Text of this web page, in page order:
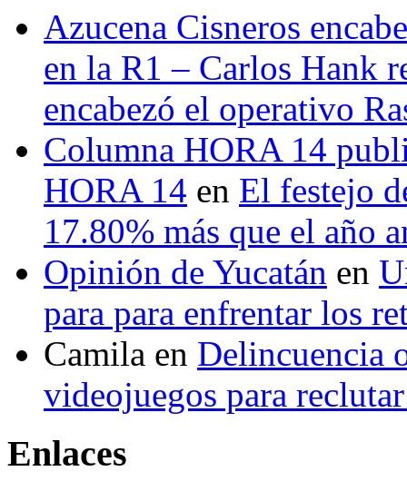
Azucena Cisneros
en la R1 – Carlos Hank
encabezó el operativo
Columna HORA 14
HORA 14 en El festejo
17.80% más que el año
Opinión de Yucatán en
para para enfrentar los
Camila en Delincuencia
videojuegos para
Enlaces